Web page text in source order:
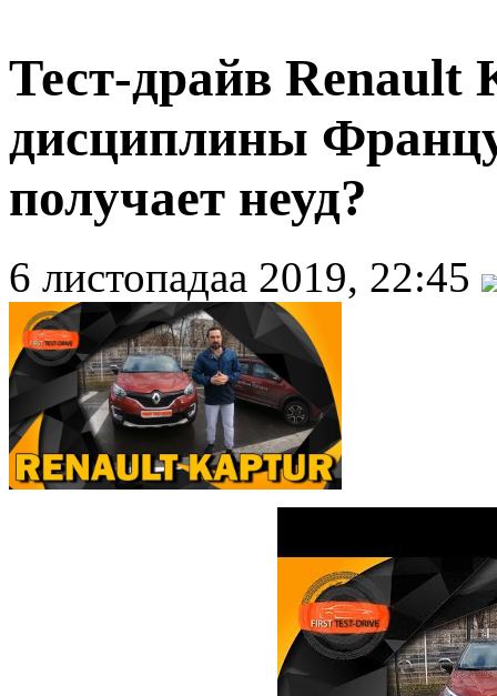
Тест-драйв Renault
дисциплины
получает неуд?
6 листопадаа 2019, 22:45